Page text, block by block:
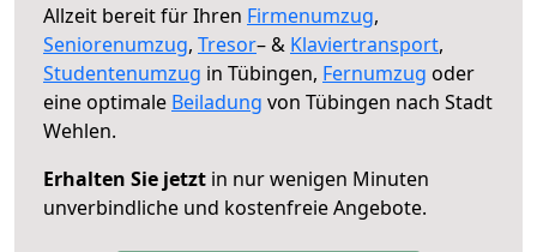
Allzeit bereit für Ihren Firmenumzug,
Seniorenumzug, Tresor– & Klaviertransport,
Studentenumzug in Tübingen, Fernumzug oder
eine optimale Beiladung von Tübingen nach Stadt
Wehlen.
Erhalten Sie jetzt in nur wenigen Minuten
unverbindliche und kostenfreie Angebote.